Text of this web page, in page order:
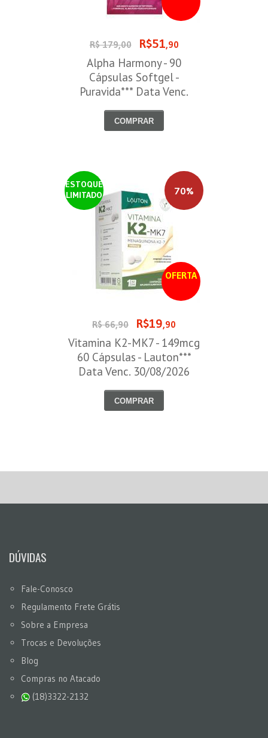
R$ 179,00 R$51,90
Alpha Harmony - 90
Cápsulas Softgel -
Puravida*** Data Venc.
COMPRAR
ESTOQUE
LIMITADO
OFERTA
70%
R$ 66,90 R$19,90
Vitamina K2-MK7 - 149mcg
60 Cápsulas - Lauton***
Data Venc. 30/08/2026
COMPRAR
DÚVIDAS
Fale-Conosco
Regulamento Frete Grátis
Sobre a Empresa
Trocas e Devoluções
Blog
Compras no Atacado
(18)3322-2132